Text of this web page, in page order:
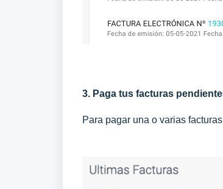
3. Paga tus facturas
Para pagar una o varias